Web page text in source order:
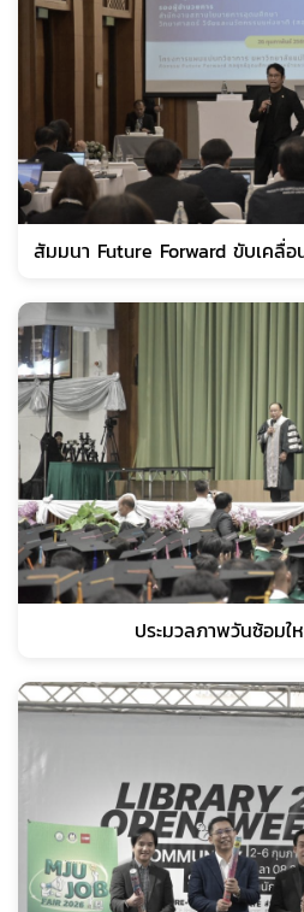
สัมมนา Future Forward ขับเคลื่
ประมวลภาพวันซ้อม